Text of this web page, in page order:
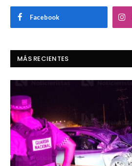
Facebook
MÁS RECIENTES